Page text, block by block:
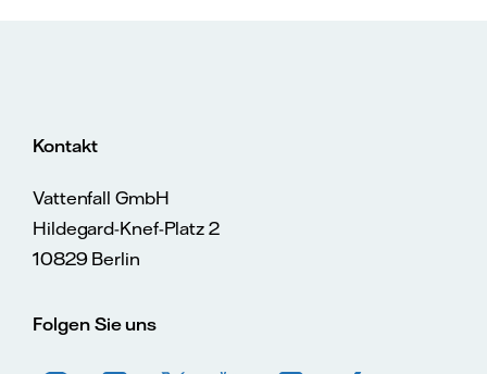
Kontakt
Vattenfall GmbH
Hildegard-Knef-Platz 2
10829 Berlin
Folgen Sie uns